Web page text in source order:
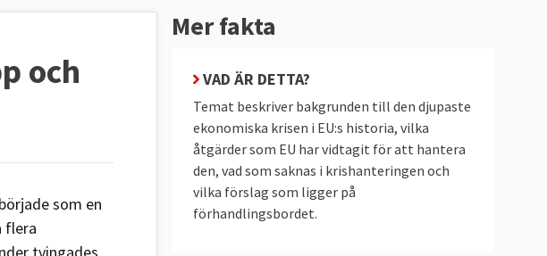
och
som en
flera
Mer fakta
VAD ÄR DETTA?
Temat beskriver bakgrunden till den djupaste
ekonomiska krisen i EU:s historia, vilka
åtgärder som EU har vidtagit för att hantera
den, vad som saknas i krishanteringen och
vilka förslag som ligger på
förhandlingsbordet.